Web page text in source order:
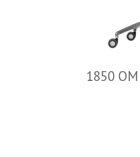
1850